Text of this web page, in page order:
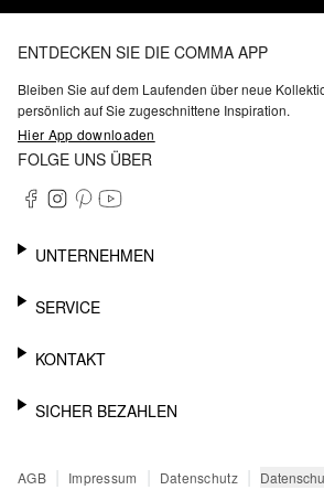
ENTDECKEN SIE DIE COMMA APP
Bleiben Sie auf dem Laufenden über neue
persönlich auf Sie zugeschnittene Inspiration.
Hier App downloaden
FOLGE UNS ÜBER
UNTERNEHMEN
KARRIERE
BARRIEREFREIHEIT
SERVICE
WHATSAPP
MEIN KONTO
SENDUNGSVERFOLGUNG
KONTAKT
SUPPORT
SICHER BEZAHLEN
PAYPAL
AGB | Impressum | Datenschutz |